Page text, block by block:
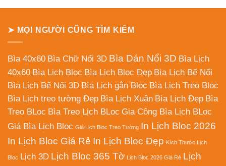
➤ MỌI NGƯỜI CŨNG TÌM KIẾM
Bìa 40x60 Bìa Chữ Nổi 3D Bìa Dán Nổi 3D Bìa Lịch
40x60 Bìa Lịch Bloc Bìa Lịch Bloc Đẹp Bìa Lịch Bế Nổi
Bìa Lịch Bế Nổi 3D Bìa Lịch gắn Bloc Bìa Lịch Treo Bloc
Bìa Lịch treo tường Đẹp Bìa Lịch Xuân Bìa Lịch Đẹp Bìa
Treo BLoc Bìa Treo Lịch BLoc Gia Công Bìa Lịch BLoc
Giá Bìa Lịch Bloc Giá Lịch Bloc Treo Tường In Lịch Bloc 2026
In Lịch Bloc Giá Rẻ In Lịch Bloc Đẹp Kích Thước Lịch
Bloc Lịch 3D Lịch Bloc 365 Tờ Lịch Bloc 2026 Giá Rẻ Lịch